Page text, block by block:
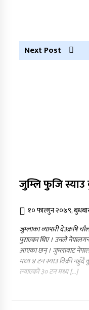
Next Post
जुम्लि फुजि स्याउ
१० फाल्गुन २०७९,
जुम्लाका व्यापारी देउक्रषि
पुराएका थिए । उनले
आएका छन् । जुम्लाबाट
मध्य ४ टन स्याउ विक्री
ल्याएको ३० टन मध्य […]